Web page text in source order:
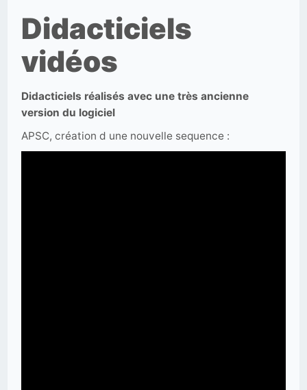
Didacticiels
vidéos
Didacticiels réalisés avec une très ancienne
version du logiciel
APSC, création d une nouvelle sequence :